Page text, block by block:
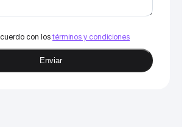
con lostérminos y condiciones